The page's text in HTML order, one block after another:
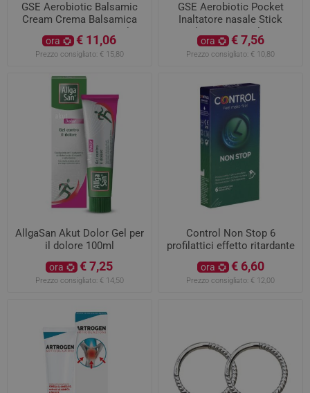
GSE Aerobiotic Balsamic
Cream Crema Balsamica
Vie Respiratorie 50ml
ora € 11,06
Prezzo consigliato: € 15,80
GSE Aerobiotic Pocket
Inaltatore nasale Stick
Balsamico 0,8ml per
Raffreddore
ora € 7,56
Prezzo consigliato: € 10,80
AllgaSan Akut Dolor Gel per
il dolore 100ml
ora € 7,25
Prezzo consigliato: € 14,50
Control Non Stop 6
profilattici effetto ritardante
ora € 6,60
Prezzo consigliato: € 12,00